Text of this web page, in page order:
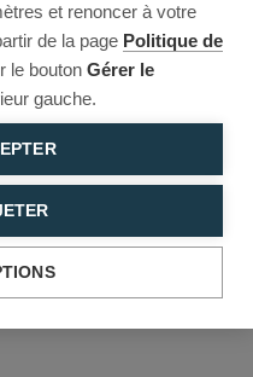
et renoncer à votre
de la page Politique de
le bouton Gérer le
gauche.